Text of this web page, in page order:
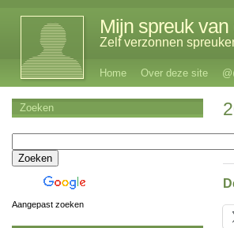
Mijn spreuk van
Zelf verzonnen
Home Over deze site
Zoeken
Aangepast zoeken